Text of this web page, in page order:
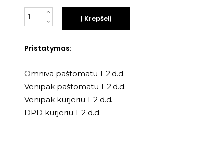
Kiekis
Į Krepšelį
Pristatymas:
Omniva paštomatu 1-2 d.d.
Venipak paštomatu 1-2 d.d.
Venipak kurjeriu 1-2 d.d.
DPD kurjeriu 1-2 d.d.